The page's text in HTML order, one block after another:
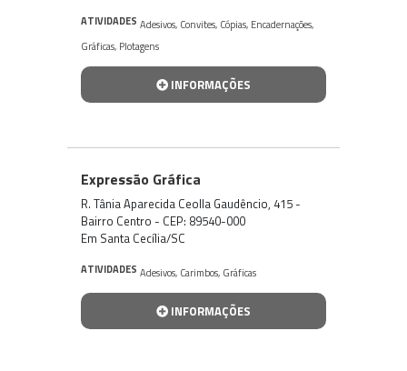
ATIVIDADES Adesivos, Convites, Cópias, Encadernações,
Gráficas, Plotagens
INFORMAÇÕES
Expressão Gráfica
R. Tânia Aparecida Ceolla Gaudêncio, 415 -
Bairro Centro - CEP: 89540-000
Em Santa Cecília/SC
ATIVIDADES Adesivos, Carimbos, Gráficas
INFORMAÇÕES